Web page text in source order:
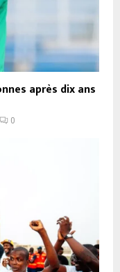
après dix ans
0